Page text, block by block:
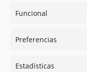
Funcional
Preferencias
Estadísticas
Guías
Redes sociales
Instagram